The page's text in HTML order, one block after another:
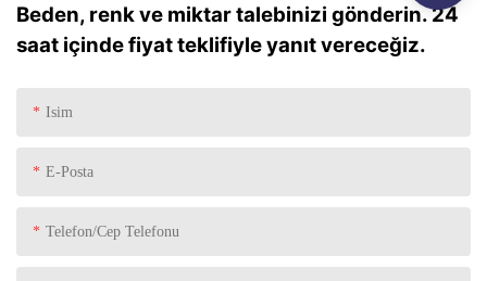
Beden, renk ve miktar talebinizi gönderin. 24
saat içinde fiyat teklifiyle yanıt vereceğiz.
Isim
E-Posta
Telefon/Cep Telefonu